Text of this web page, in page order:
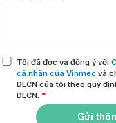
Tôi đã đọc và đồng ý với
cá nhân của Vinmec và
DLCN của tôi theo quy
DLCN. *
Gửi